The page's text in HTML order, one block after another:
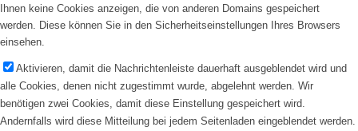
Ihnen keine Cookies anzeigen, die von anderen Domains gespeichert
werden. Diese können Sie in den Sicherheitseinstellungen Ihres Browsers
einsehen.
Aktivieren, damit die Nachrichtenleiste dauerhaft ausgeblendet wird und
alle Cookies, denen nicht zugestimmt wurde, abgelehnt werden. Wir
benötigen zwei Cookies, damit diese Einstellung gespeichert wird.
Andernfalls wird diese Mitteilung bei jedem Seitenladen eingeblendet werden.